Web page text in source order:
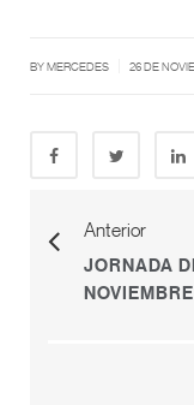
BY MERCEDES 26 DE
Anterior
JORNADA